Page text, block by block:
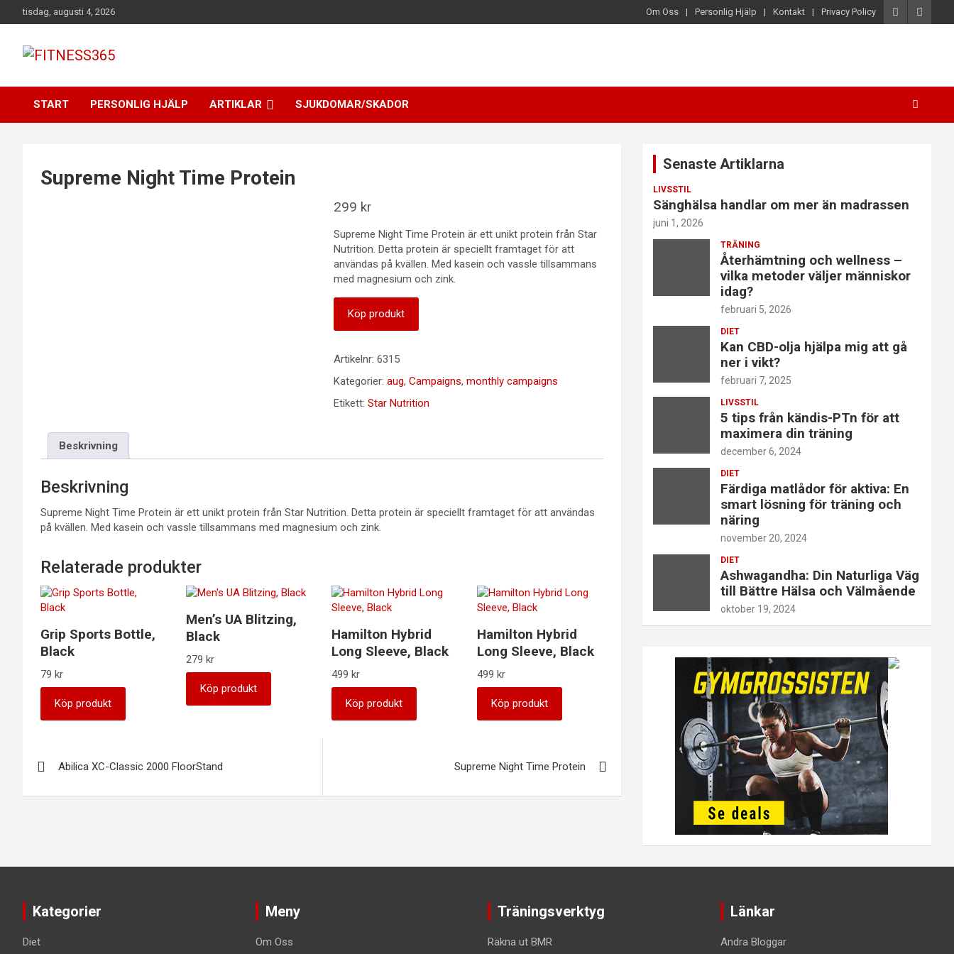
Hoppa
till
tisdag, augusti 4, 2026 Om Oss Personlig Hjälp Kontakt Privacy Policy
FITNESS365
START PERSONLIG HJÄLP ARTIKLAR SJUKDOMAR/SKADOR
Supreme Night Time Protein
299 kr
Supreme Night Time Protein är ett unikt protein från Star
Nutrition. Detta protein är speciellt framtaget för att
användas på kvällen. Med kasein och vassle tillsammans
med magnesium och zink.
Köp produkt
Artikelnr: 6315
Kategorier: aug, Campaigns, monthly campaigns
Etikett: Star Nutrition
Beskrivning
Beskrivning
Supreme Night Time Protein är ett unikt protein från Star Nutrition. Detta protein är speciellt framtaget för att användas
på kvällen. Med kasein och vassle tillsammans med magnesium och zink.
Relaterade produkter
Grip Sports Bottle,
Black
79 kr
Köp produkt
Men’s UA Blitzing,
Black
279kr
Köp produkt
Hamilton Hybrid
Long Sleeve, Black
499kr
Köp produkt
Hamilton Hybrid
Long Sleeve, Black
499kr
Köp produkt
Abilica XC-Classic 2000 FloorStand Supreme Night Time Protein
Senaste Artiklarna
LIVSSTIL
Sänghälsa handlar om mer än madrassen
juni 1, 2026
TRÄNING
Återhämtning och wellness –
vilka metoder väljer människor
idag?
februari 5, 2026
DIET
Kan CBD-olja hjälpa mig att gå
ner i vikt?
februari 7, 2025
LIVSSTIL
5 tips från kändis-PTn för att
maximera din träning
december 6, 2024
DIET
Färdiga matlådor för aktiva: En
smart lösning för träning och
näring
november 20, 2024
DIET
Ashwagandha: Din Naturliga Väg
till Bättre Hälsa och Välmående
oktober 19, 2024
Kategorier
Diet
Meny
Om Oss
Träningsverktyg
Räkna ut BMR
Länkar
Andra Bloggar